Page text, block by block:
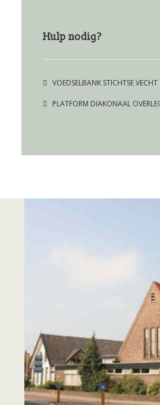
Hulp nodig?
VOEDSELBANK STICHTSE VECHT
PLATFORM DIAKONAAL